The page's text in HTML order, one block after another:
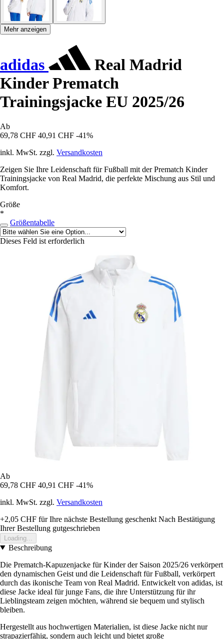
Mehr anzeigen
adidas
Real Madrid
Kinder Prematch
Trainingsjacke EU 2025/26
Ab
69,78 CHF 40,91 CHF -41%
inkl. MwSt. zzgl. Versandkosten
Zeigen Sie Ihre Leidenschaft für Fußball mit der Prematch Kinder
Trainingsjacke von Real Madrid, die perfekte Mischung aus Stil und
Komfort.
Größe
*
Größentabelle
Dieses Feld ist erforderlich
Ab
69,78 CHF 40,91 CHF -41%
inkl. MwSt. zzgl. Versandkosten
+2,05 CHF für Ihre nächste Bestellung geschenkt Nach Bestätigung
Ihrer Bestellung gutgeschrieben
Loading...
Beschreibung
Die Prematch-Kapuzenjacke für Kinder der Saison 2025/26 verkörpert
den dynamischen Geist und die Leidenschaft für Fußball, verkörpert
durch das ikonische Team von Real Madrid. Entwickelt von adidas, ist
diese Jacke ideal für junge Fans, die ihre Unterstützung für ihr
Lieblingsteam zeigen möchten, während sie bequem und stylisch
bleiben.
Hergestellt aus hochwertigen Materialien, ist diese Jacke nicht nur
strapazierfähig, sondern auch leicht und bietet große